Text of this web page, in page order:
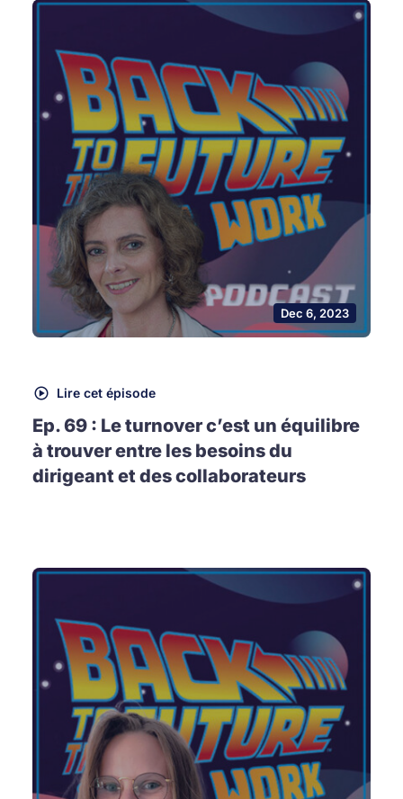
Dec 6, 2023
Lire cet épisode
Ep. 69 : Le turnover c’est un équilibre
à trouver entre les besoins du
dirigeant et des collaborateurs